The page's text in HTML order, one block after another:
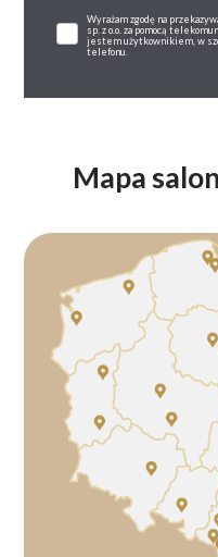
Wyrażam zgodę na
sp. z o.o. za pomocą
jestem użytkownikiem, w
telefonu.
Mapa